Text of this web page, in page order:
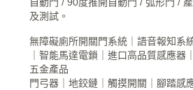
自動門 / 90度推開自動門 / 弧形門 /
及測試。
無障礙廁所開關門系統｜語音報知系
｜智能馬達電鎖｜​進口高品質感應器
五金產品
門弓器｜地鉸鏈｜觸摸開關｜腳踏感